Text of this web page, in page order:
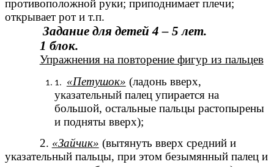
противоположной руки; приподнимает плечи;
открывает рот и т.п.
Задание для детей 4 – 5 лет.
1 блок.
Упражнения на повторение фигур из пальцев
«Петушок» (ладонь вверх,
указательный палец упирается на
большой, остальные пальцы растопырены
и подняты вверх);
2. «Зайчик» (вытянуть вверх средний и
указательный пальцы, при этом безымянный палец и